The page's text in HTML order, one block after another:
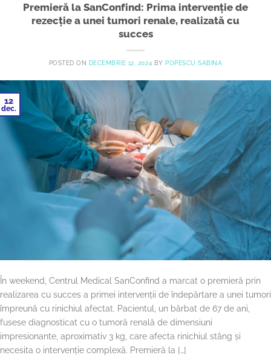
Premieră la SanConfind: Prima intervenție de
rezecție a unei tumori renale, realizată cu
succes
POSTED ON DECEMBRIE 12, 2024 BY POPESCU SABINA
12
dec.
În weekend, Centrul Medical SanConfind a marcat o premieră prin
realizarea cu succes a primei intervenții de îndepărtare a unei tumori
împreună cu rinichiul afectat. Pacientul, un bărbat de 67 de ani,
fusese diagnosticat cu o tumoră renală de dimensiuni
impresionante, aproximativ 3 kg, care afecta rinichiul stâng și
necesita o intervenție complexă. Premieră la […]